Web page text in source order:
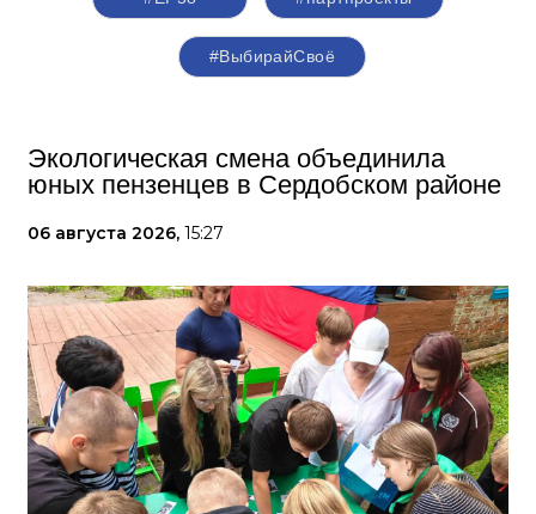
#ВыбирайСвоё
Экологическая смена объединила
юных пензенцев в Сердобском районе
06 августа 2026, 15:27